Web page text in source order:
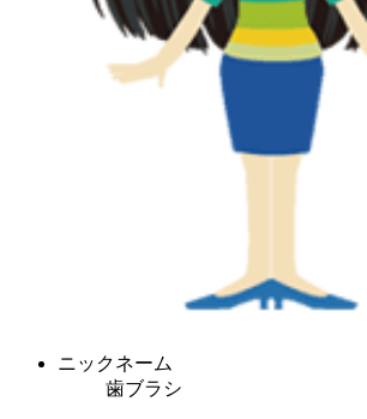
ニックネーム
歯ブラシ